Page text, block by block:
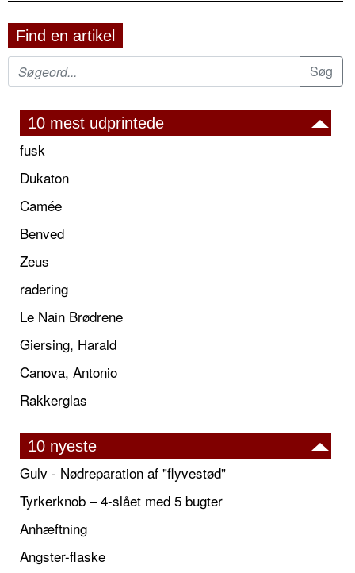
Find en artikel
10 mest udprintede
fusk
Dukaton
Camée
Benved
Zeus
radering
Le Nain Brødrene
Giersing, Harald
Canova, Antonio
Rakkerglas
10 nyeste
Gulv - Nødreparation af "flyvestød"
Tyrkerknob – 4-slået med 5 bugter
Anhæftning
Angster-flaske